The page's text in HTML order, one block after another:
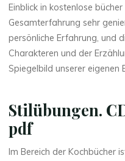
m
e
n
–
Einblick in kostenlose
Gesamterfahrung sehr
persönliche Erfahrung, und
Charakteren und der
Spiegelbild unserer eigenen
Stilübungen.
pdf
Im Bereich der Kochbücher